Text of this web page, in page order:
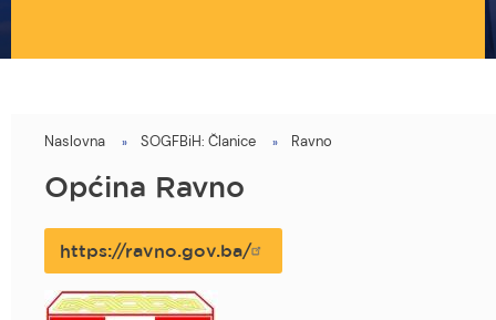
You
are
here
Naslovna SOGFBiH: Članice Ravno
Općina Ravno
https://ravno.gov.ba/